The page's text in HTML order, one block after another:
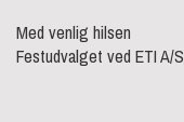
Med venlig hilsen
Festudvalget ved ETI A/S